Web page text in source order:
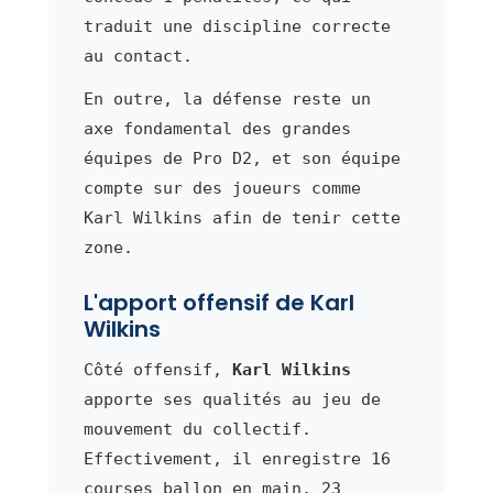
traduit une discipline correcte
au contact.
En outre, la défense reste un
axe fondamental des grandes
équipes de Pro D2, et son équipe
compte sur des joueurs comme
Karl Wilkins afin de tenir cette
zone.
L'apport offensif de Karl
Wilkins
Côté offensif, Karl Wilkins
apporte ses qualités au jeu de
mouvement du collectif.
Effectivement, il enregistre 16
courses ballon en main, 23